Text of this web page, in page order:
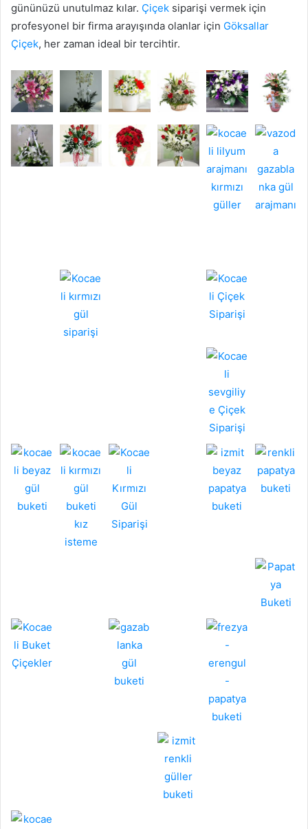
gününüzü unutulmaz kılar. Çiçek siparişi vermek için
profesyonel bir firma arayışında olanlar için Göksallar
Çiçek, her zaman ideal bir tercihtir.